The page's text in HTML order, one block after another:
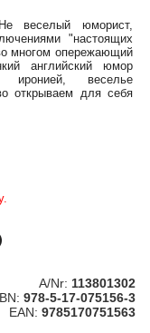
веселый юморист,
"настоящих
многом опережающий
английский юмор
иронией, веселье
открываем для себя
A/Nr: 113801302
978-5-17-075156-3
EAN: 9785170751563